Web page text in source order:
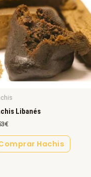
Libanés
€
Hachis